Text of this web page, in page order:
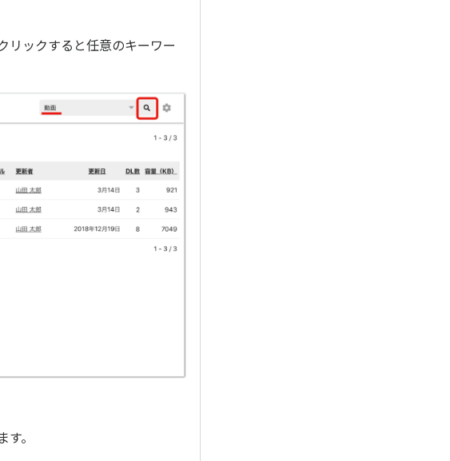
リックすると任意のキーワー
。